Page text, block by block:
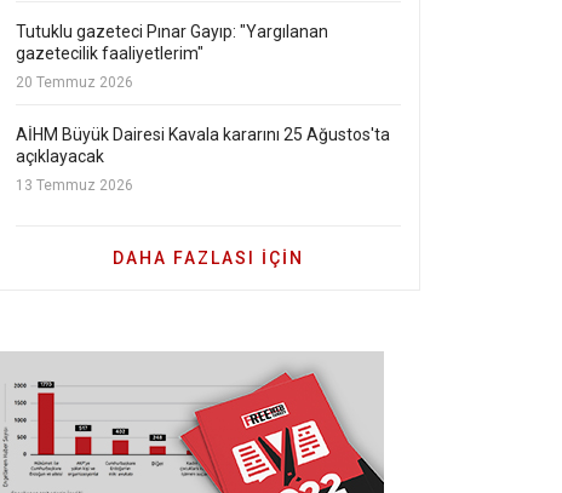
Tutuklu gazeteci Pınar Gayıp: "Yargılanan
gazetecilik faaliyetlerim"
20 Temmuz 2026
AİHM Büyük Dairesi Kavala kararını 25 Ağustos'ta
açıklayacak
13 Temmuz 2026
DAHA FAZLASI IÇIN